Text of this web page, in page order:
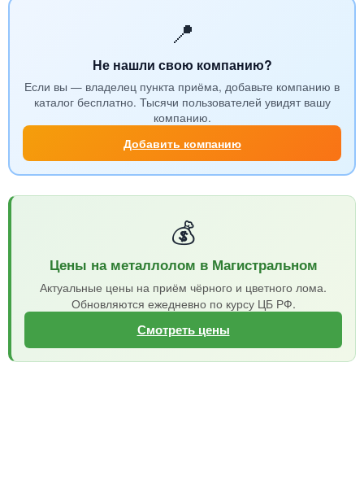
📍
Не нашли свою компанию?
Если вы — владелец пункта приёма, добавьте компанию в
каталог бесплатно. Тысячи пользователей увидят вашу
компанию.
Добавить компанию
💰
Цены на металлолом в Магистральном
Актуальные цены на приём чёрного и цветного лома.
Обновляются ежедневно по курсу ЦБ РФ.
Смотреть цены